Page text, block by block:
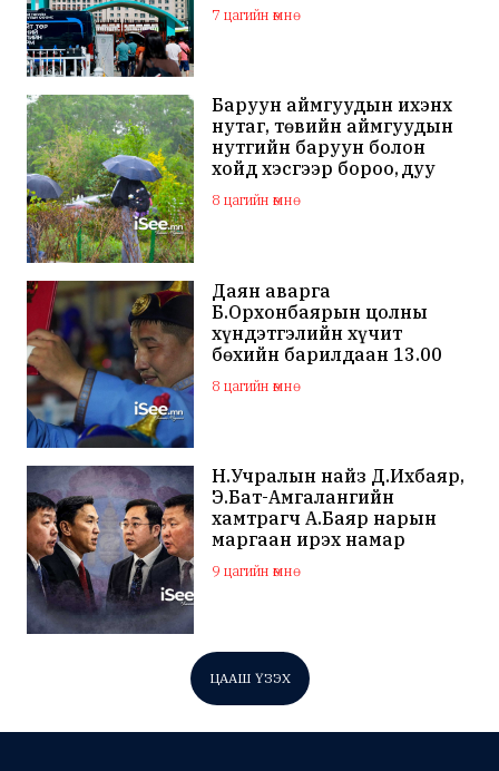
7 цагийн өмнө
Баруун аймгуудын ихэнх
нутаг, төвийн аймгуудын
нутгийн баруун болон
хойд хэсгээр бороо, дуу
цахилгаантай аадар бороо
8 цагийн өмнө
Даян аварга
Б.Орхонбаярын цолны
хүндэтгэлийн хүчит
бөхийн барилдаан 13.00
цагаас эхэлнэ
8 цагийн өмнө
Н.Учралын найз Д.Ихбаяр,
Э.Бат-Амгалангийн
хамтрагч А.Баяр нарын
маргаан ирэх намар
нийслэлийн МАН дахин
хагарахыг харуулж байна
9 цагийн өмнө
ЦААШ ҮЗЭХ